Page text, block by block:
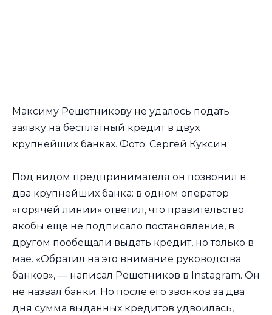
Максиму Решетникову не удалось подать
заявку на бесплатный кредит в двух
крупнейших банках. Фото: Сергей Куксин
Под видом предпринимателя он позвонил в
два крупнейших банка: в одном оператор
«горячей линии» ответил, что правительство
якобы еще не подписало постановление, в
другом пообещали выдать кредит, но только в
мае. «Обратил на это внимание руководства
банков», — написал Решетников в Instagram. Он
не назвал банки. Но после его звонков за два
дня сумма выданных кредитов удвоилась,